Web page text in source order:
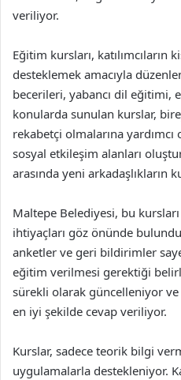
veriliyor.
Eğitim kursları, katılımcıların
desteklemek amacıyla
becerileri, yabancı dil eğitimi,
konularda sunulan kurslar,
rekabetçi olmalarına
sosyal etkileşim alanları
arasında yeni arkadaşlıkların
Maltepe Belediyesi, bu
ihtiyaçları göz önünde
anketler ve geri bildirimler
eğitim verilmesi gerektiği
sürekli olarak güncelleniyor ve
en iyi şekilde cevap veriliyor.
Kurslar, sadece teorik bilgi
uygulamalarla destekleniyor.